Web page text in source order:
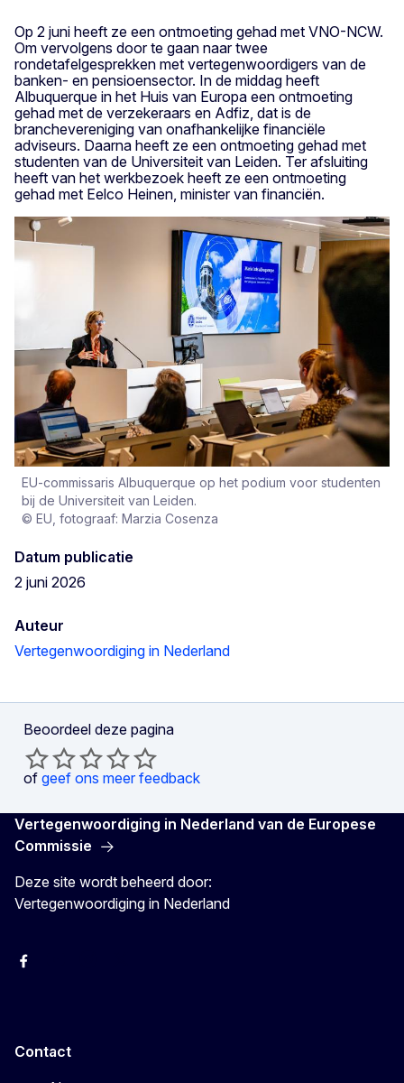
Op 2 juni heeft ze een ontmoeting gehad met VNO-NCW.
Om vervolgens door te gaan naar twee
rondetafelgesprekken met vertegenwoordigers van de
banken- en pensioensector. In de middag heeft
Albuquerque in het Huis van Europa een ontmoeting
gehad met de verzekeraars en Adfiz, dat is de
branchevereniging van onafhankelijke financiële
adviseurs. Daarna heeft ze een ontmoeting gehad met
studenten van de Universiteit van Leiden. Ter afsluiting
heeft van het werkbezoek heeft ze een ontmoeting
gehad met Eelco Heinen, minister van financiën.
EU-commissaris Albuquerque op het podium voor studenten
bij de Universiteit van Leiden.
© EU, fotograaf: Marzia Cosenza
Datum publicatie
2 juni 2026
Auteur
Vertegenwoordiging in Nederland
Beoordeel deze pagina
of geef ons meer feedback
Vertegenwoordiging in Nederland van de Europese
Commissie
Deze site wordt beheerd door:
Vertegenwoordiging in Nederland
Facebook
Contact